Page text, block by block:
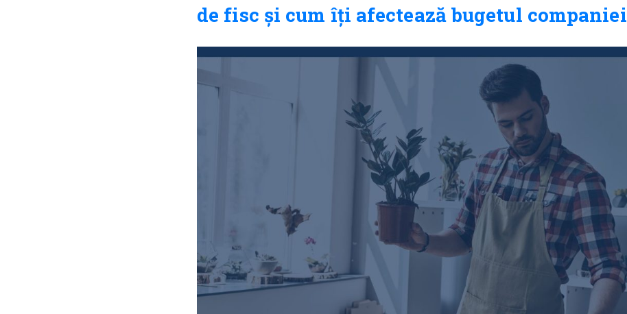
de fisc și cum îți afectează bugetul companiei